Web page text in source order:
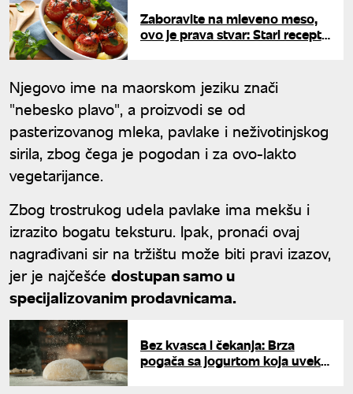
Zaboravite na mleveno meso,
ovo je prava stvar: Stari recept
Njegovo ime na maorskom jeziku znači
"nebesko plavo", a proizvodi se od
pasterizovanog mleka, pavlake i neživotinjskog
sirila, zbog čega je pogodan i za ovo-lakto
vegetarijance.
Zbog trostrukog udela pavlake ima mekšu i
izrazito bogatu teksturu. Ipak, pronaći ovaj
nagrađivani sir na tržištu može biti pravi izazov,
jer je najčešće dostupan samo u
specijalizovanim prodavnicama.
Bez kvasca i čekanja: Brza
pogača sa jogurtom koja uvek